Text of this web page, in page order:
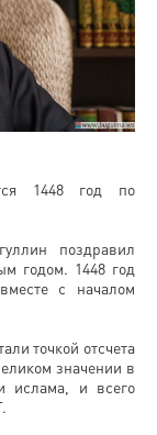
1448 год по
поздравил
годом. 1448 год
с началом
точкой отсчета
значении в
ислама, и всего